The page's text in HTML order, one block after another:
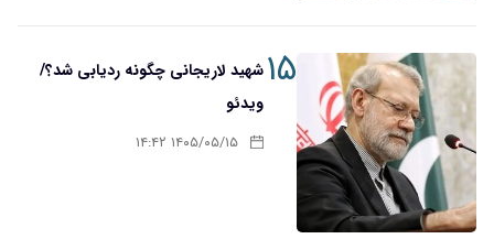
۱۵شهید لاریجانی چگونه ردیابی شد؟/
ویدئو
۱۴۰۵/۰۵/۱۵ ۱۴:۴۲